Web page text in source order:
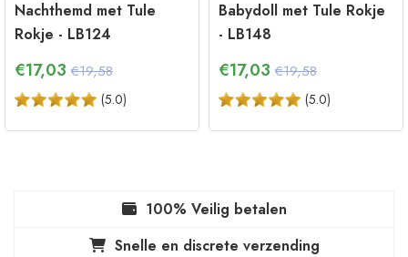
Nachthemd met Tule
Rokje - LB124
€17,03 €19,58
(5.0)
Babydoll met Tule Rokje
- LB148
€17,03 €19,58
(5.0)
100% Veilig betalen
Snelle en discrete verzending